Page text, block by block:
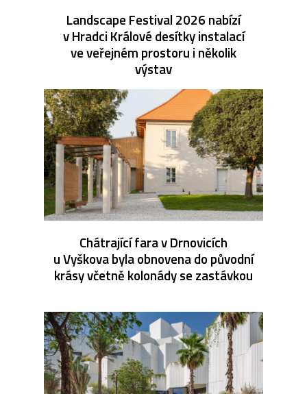
Landscape Festival 2026 nabízí
v Hradci Králové desítky instalací
ve veřejném prostoru i několik
výstav
Chátrající fara v Drnovicích
u Vyškova byla obnovena do původní
krásy včetně kolonády se zastávkou